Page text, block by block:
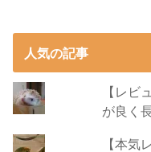
人気の記事
【レビ
が良く
【本気